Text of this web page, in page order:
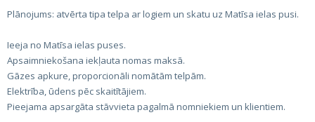
Plānojums: atvērta tipa telpa ar logiem un skatu uz Matīsa ielas pusi.
Ieeja no Matīsa ielas puses.
Apsaimniekošana iekļauta nomas maksā.
Gāzes apkure, proporcionāli nomātām telpām.
Elektrība, ūdens pēc skaitītājiem.
Pieejama apsargāta stāvvieta pagalmā nomniekiem un klientiem.